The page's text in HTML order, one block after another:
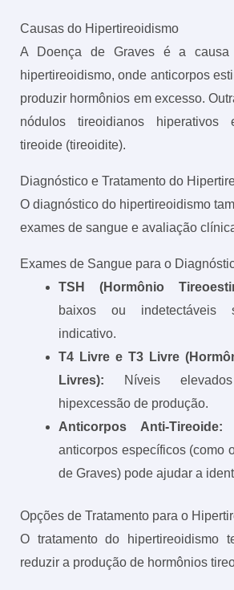
Causas do Hipertireoidismo
A Doença de Graves é a causa
hipertireoidismo, onde anticorpos
produzir hormônios em excesso.
nódulos tireoidianos hiperativos
tireoide (tireoidite).
Diagnóstico e Tratamento do
O diagnóstico do hipertireoidismo
exames de sangue e avaliação
Exames de Sangue para o
TSH (Hormônio
baixos ou indetectáveis
indicativo.
T4 Livre e T3 Livre
Livres): Níveis
hipexcessão de produção.
Anticorpos Anti-Tireoide:
anticorpos específicos (como
de Graves) pode ajudar a
Opções de Tratamento para o
O tratamento do hipertireoidismo
reduzir a produção de hormônios